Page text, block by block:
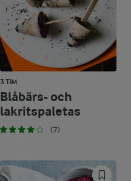
3 TIM
Blåbärs- och
lakritspaletas
(7)